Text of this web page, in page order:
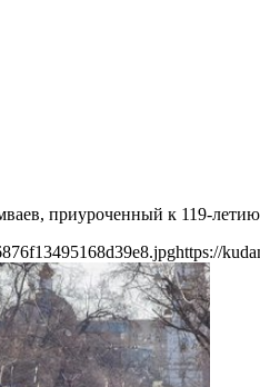
приуроченный к 119-
https://